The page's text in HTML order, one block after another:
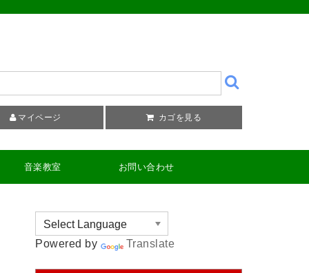
マイページ カゴを見る
音楽教室 お問い合わせ
Powered by Translate